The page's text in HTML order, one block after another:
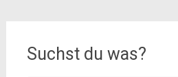
Suchst du was?